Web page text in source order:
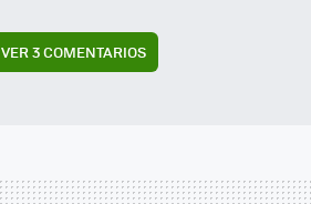
VER3 COMENTARIOS